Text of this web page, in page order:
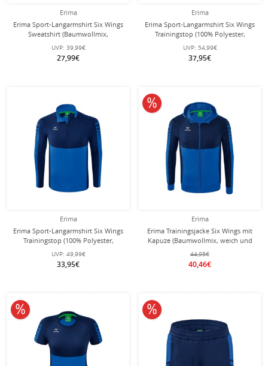
Erima
Erima Sport-Langarmshirt Six Wings
Sweatshirt (Baumwollmix,
funktionell) royalblau/navyblau
Jungen
UVP: 39,99€
27,99€
Erima
Erima Sport-Langarmshirt Six Wings
Trainingstop (100% Polyester,
Stehkragen, 1/2 Zip)
royalblau/navyblau Herren
UVP: 54,99€
37,95€
Erima
Erima Sport-Langarmshirt Six Wings
Trainingstop (100% Polyester,
Stehkragen, 1/2 Zip)
royalblau/navyblau Jungen
UVP: 49,99€
33,95€
Erima
Erima Trainingsjacke Six Wings mit
Kapuze (Baumwollmix, weich und
bequem) royalblau/navyblau Herren
44,95€
40,46€
10% reduziert
10% reduziert 10% reduziert